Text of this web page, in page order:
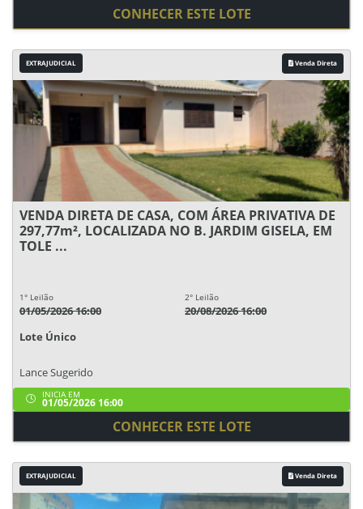
CONHECER ESTE LOTE
EXTRAJUDICIAL Venda Direta
VENDA DIRETA DE CASA, COM ÁREA PRIVATIVA DE
297,77m², LOCALIZADA NO B. JARDIM GISELA, EM
TOLE ...
1° Leilão
01/05/2026 16:00
2° Leilão
20/08/2026 16:00
Lote Único
Lance Sugerido
INICIA EM
01/05/2026 16:00
CONHECER ESTE LOTE
EXTRAJUDICIAL Venda Direta